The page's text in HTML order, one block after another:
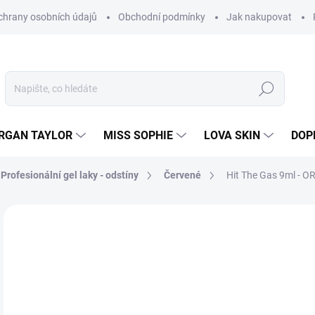
osobních údajů Obchodní podmínky Jak nakupovat
Hledat
TAYLOR MISS SOPHIE LOVA SKIN
Profesionální gel laky - odstíny Červené Hit The Gas 9ml -